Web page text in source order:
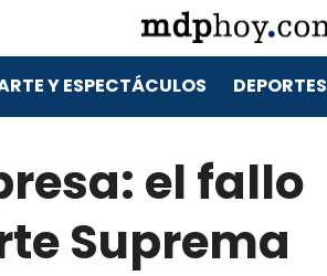
Y ESPECTÁCULOS DEPORTES
el fallo
Suprema